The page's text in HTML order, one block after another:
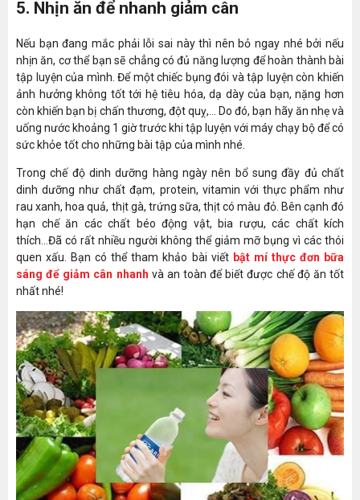
5. Nhịn ăn để nhanh giảm cân
Nếu bạn đang mắc phải lỗi sai này thì nên bỏ ngay nhé bởi nếu
nhịn ăn, cơ thể bạn sẽ chẳng có đủ năng lượng để hoàn thành bài
tập luyện của mình. Để một chiếc bụng đói và tập luyện còn khiến
ảnh hưởng không tốt tới hệ tiêu hóa, dạ dày của bạn, nặng hơn
còn khiến bạn bị chấn thương, đột quỵ,... Do đó, bạn hãy ăn nhẹ và
uống nước khoảng 1 giờ trước khi tập luyện với máy chạy bộ để có
sức khỏe tốt cho những bài tập của mình nhé.
Trong chế độ dinh dưỡng hàng ngày nên bổ sung đầy đủ chất
dinh dưỡng như chất đạm, protein, vitamin với thực phẩm như
rau xanh, hoa quả, thịt gà, trứng sữa, thịt có màu đỏ. Bên cạnh đó
hạn chế ăn các chất béo động vật, bia rượu, các chất kích
thích...Đã có rất nhiều người không thể giảm mỡ bụng vì các thói
quen xấu. Bạn có thể tham khảo bài viết bật mí thực đơn bữa
sáng để giảm cân nhanh và an toàn để biết được chế độ ăn tốt
nhất nhé!